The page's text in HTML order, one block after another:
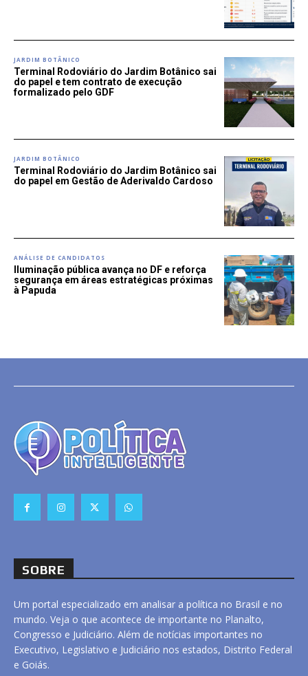
JARDIM BOTÂNICO
Terminal Rodoviário do Jardim Botânico sai
do papel e tem contrato de execução
formalizado pelo GDF
JARDIM BOTÂNICO
Terminal Rodoviário do Jardim Botânico sai
do papel em Gestão de Aderivaldo Cardoso
ANÁLISE DE CANDIDATOS
Iluminação pública avança no DF e reforça
segurança em áreas estratégicas próximas
à Papuda
SOBRE
Um portal especializado em analisar a política no Brasil e no
mundo. Veja o que acontece de importante no Planalto,
Congresso e Judiciário. Além de notícias importantes no
Executivo, Legislativo e Judiciário nos estados, Distrito Federal
e Goiás.